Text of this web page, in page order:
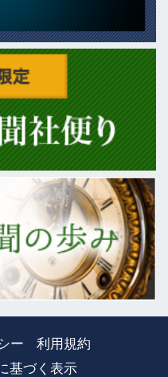
ー
利用規約
基づく表示